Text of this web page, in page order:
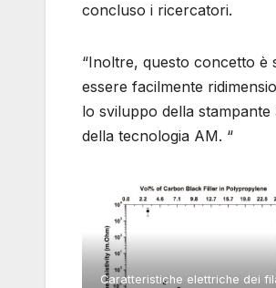
concluso i ricercatori.
“Inoltre, questo concetto è
essere facilmente
lo sviluppo della stampante
della tecnologia AM. “
Caratteristiche elettriche dei